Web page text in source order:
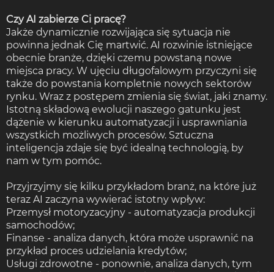
Czy AI zabierze Ci pracę?
Jakże dynamicznie rozwijająca się sytuacja nie
powinna jednak Cię martwić. AI rozwinie istniejące
obecnie branże, dzięki czemu powstaną nowe
miejsca pracy. W ujęciu długofalowym przyczyni się
także do powstania kompletnie nowych sektorów
rynku. Wraz z postępem zmienia się świat, jaki znamy.
Istotną składową ewolucji naszego gatunku jest
dążenie w kierunku automatyzacji i usprawniania
wszystkich możliwych procesów. Sztuczna
inteligencja zdaje się być idealną technologią, by
nam w tym pomóc.
Przyjrzyjmy się kilku przykładom branż, na które już
teraz AI zaczyna wywierać istotny wpływ:
Przemysł motoryzacyjny - automatyzacja produkcji
samochodów;
Finanse - analiza danych, która może usprawnić na
przykład proces udzielania kredytów;
Usługi zdrowotne - ponownie, analiza danych, tym